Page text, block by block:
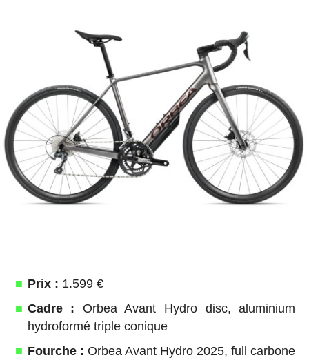
Prix : 1.599 €
Cadre : Orbea Avant Hydro disc, aluminium
hydroformé triple conique
Fourche : Orbea Avant Hydro 2025, full carbone